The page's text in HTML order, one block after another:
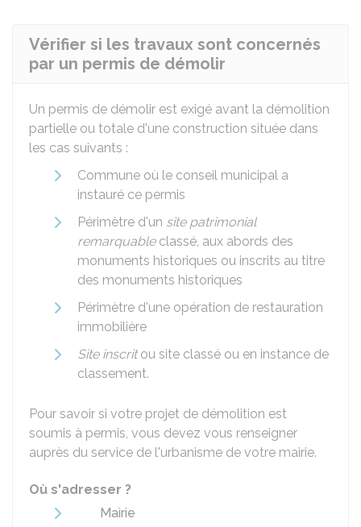
Vérifier si les travaux sont concernés
par un permis de démolir
Un permis de démolir est exigé avant la démolition
partielle ou totale d'une construction située dans
les cas suivants :
Commune où le conseil municipal a
instauré ce permis
Périmètre d'un site patrimonial
remarquableclassé, aux abords des
monuments historiques ou inscrits au titre
des monuments historiques
Périmètre d'une opération de restauration
immobilière
Site inscritou site classé ou en instance de
classement.
Pour savoir si votre projet de démolition est
soumis à permis, vous devez vous renseigner
auprès du service de l'urbanisme de votre mairie.
Où s'adresser ?
Mairie